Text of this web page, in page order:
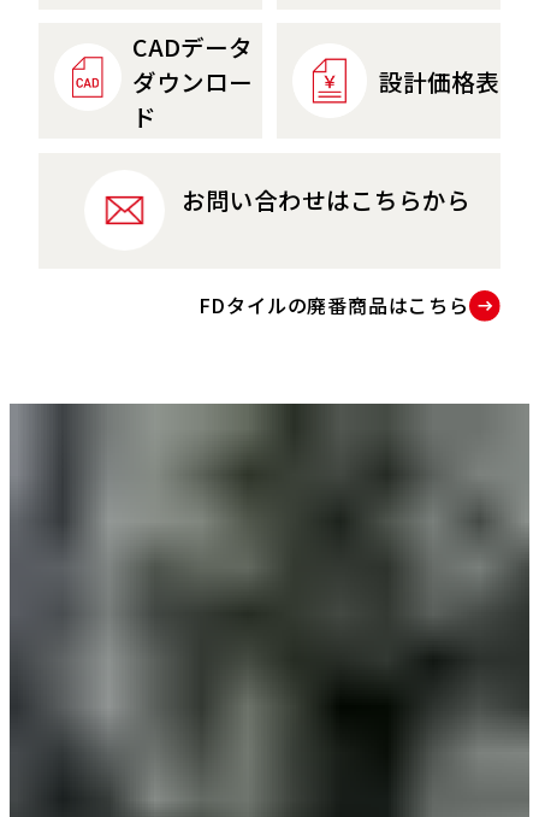
CADデータ
ダウンロー
ド
設計価格表
お問い合わせはこちらから
P
FDタイルの廃番商品はこちら